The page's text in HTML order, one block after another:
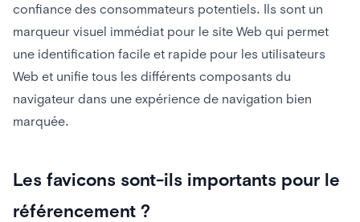
confiance des consommateurs potentiels. Ils sont un
marqueur visuel immédiat pour le site Web qui permet
une identification facile et rapide pour les utilisateurs
Web et unifie tous les différents composants du
navigateur dans une expérience de navigation bien
marquée.
Les favicons sont-ils importants pour le
référencement ?